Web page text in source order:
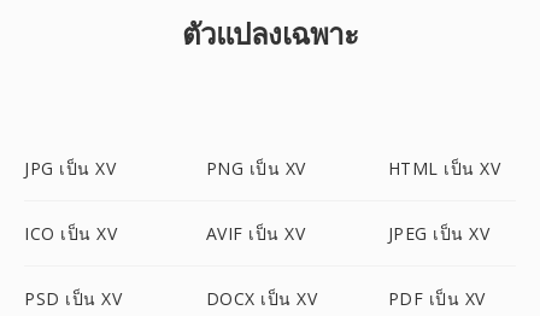
ตัวแปลงเฉพาะ
JPG เป็น XV PNG เป็น XV HTML เป็น XV
ICO เป็น XV AVIF เป็น XV JPEG เป็น XV
PSD เป็น XV DOCX เป็น XV PDF เป็น XV